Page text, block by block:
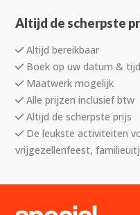
Altijd de scherpste
Altijd bereikbaar
Boek op uw datum &
Maatwerk mogelijk
Alle prijzen inclusief btw
Altijd de scherpste prijs
De leukste activiteiten
vrijgezellenfeest,